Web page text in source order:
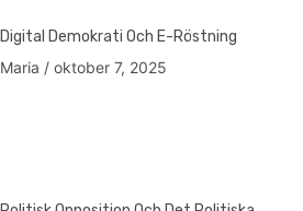
Digital Demokrati Och E-Röstning
Maria
oktober 7, 2025